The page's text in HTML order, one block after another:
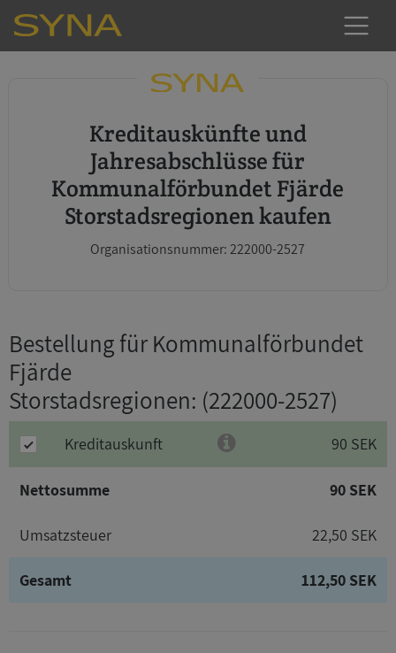
Kreditauskünfte und
Jahresabschlüsse für
Kommunalförbundet Fjärde
Storstadsregionen kaufen
Organisationsnummer: 222000-2527
Bestellung für Kommunalförbundet
Fjärde
Storstadsregionen: (222000-2527)
Kreditauskunft 90 SEK
Nettosumme 90 SEK
Umsatzsteuer 22,50 SEK
Gesamt 112,50 SEK